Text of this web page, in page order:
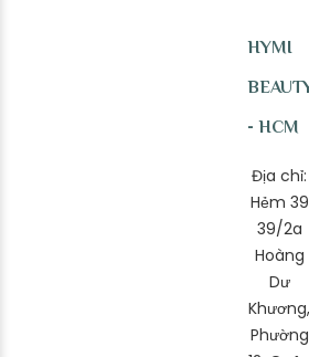
HYMI
- HCM
Địa chỉ:
Hẻm 39
39/2a
Hoàng
Dư
Khương,
Phường